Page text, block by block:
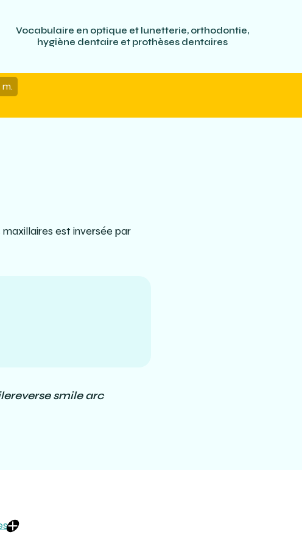
Vocabulaire en optique et lunetterie, orthodontie,
hygiène dentaire et prothèses dentaires
m.
est inversée par
reverse smile arc